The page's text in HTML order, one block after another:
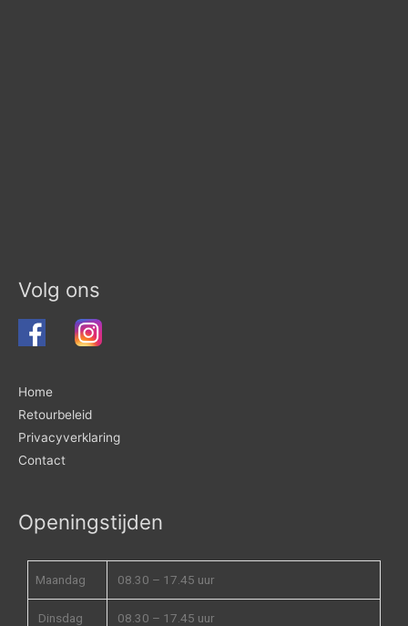
Volg ons
Home
Retourbeleid
Privacyverklaring
Contact
Openingstijden
Maandag 08.30 – 17.45 uur
Dinsdag 08.30 – 17.45 uur